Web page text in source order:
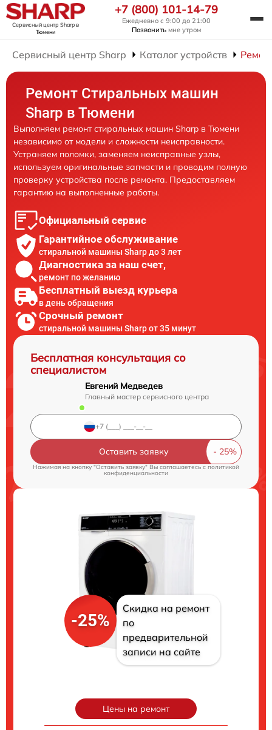
Сервисный центр Sharpв
Тюмени
+7 (800) 101-14-79
Ежедневно с 9:00 до 21:00
Позвонить мне утром
Сервисный центр Sharp Каталог устройств
Ремонт Стиральных машин
Sharp в Тюмени
Выполняем ремонт стиральных машин Sharp в Тюмени
независимо от модели и сложности неисправности.
Устраняем поломки, заменяем неисправные узлы,
используем оригинальные запчасти и проводим полную
проверку устройства после ремонта. Предоставляем
гарантию на выполненные работы.
Официальный сервис
Гарантийное обслуживание
стиральной машины Sharp до 3 лет
Диагностика за наш счет,
ремонт по желанию
Бесплатный выезд курьера
в день обращения
Срочный ремонт
стиральной машины Sharp от 35 минут
Бесплатная консультация со
специалистом
Евгений Медведев
Главный мастер сервисного центра
Оставить заявку
Нажимая на кнопку "Оставить заявку" Вы соглашаетесь cполитикой
конфиденциальности
-25%
Скидка на ремонт
по
предварительной
записи на сайте
Цены на ремонт